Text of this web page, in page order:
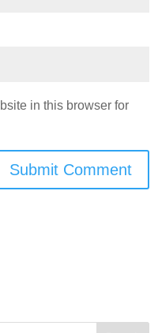
in this browser for